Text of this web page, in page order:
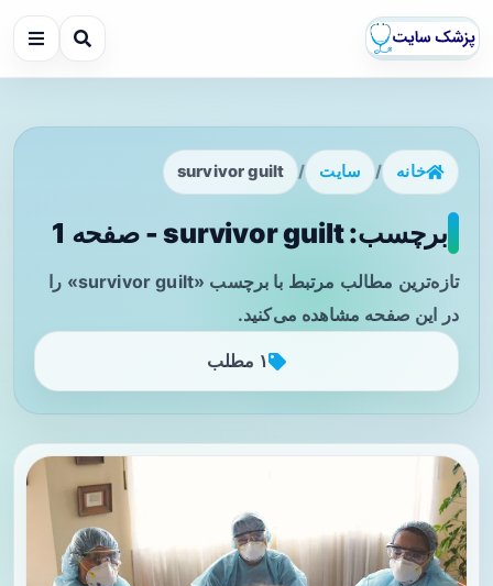
خانه / سایت /
survivor guilt
برچسب: survivor guilt - صفحه 1
تازه‌ترین مطالب مرتبط با برچسب «survivor guilt» را
در این صفحه مشاهده می‌کنید.
۱ مطلب